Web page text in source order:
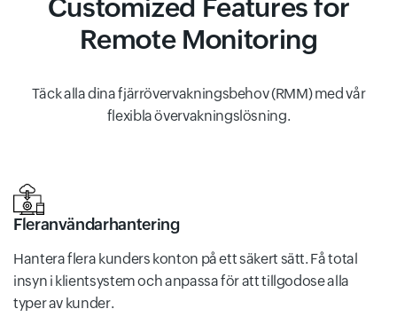
Customized Features for
Remote Monitoring
Täck alla dina fjärrövervakningsbehov (RMM) med vår
flexibla övervakningslösning.
Fleranvändarhantering
Hantera flera kunders konton på ett säkert sätt. Få total
insyn i klientsystem och anpassa för att tillgodose alla
typer av kunder.